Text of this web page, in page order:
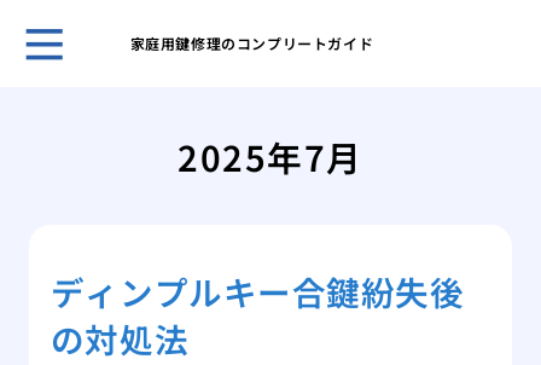
家庭用鍵修理のコンプリートガイド
2025年7月
ディンプルキー合鍵紛失後
の対処法